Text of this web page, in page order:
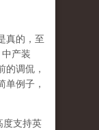
真的，至
产装
的调侃，
单例子，
度支持英